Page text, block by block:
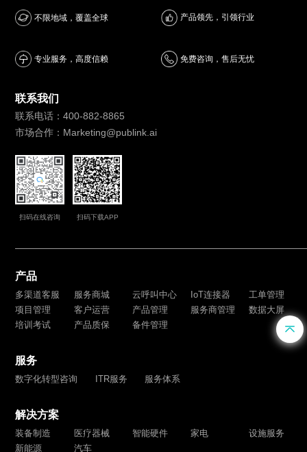
不限地域，覆盖全球 产品领先，引领行业
专业服务，高度信赖 免费咨询，售后无忧
联系我们
联系电话：400-882-8865
市场合作：Marketing@publink.ai
扫码在线咨询 扫码下载APP
产品
多渠道客服 服务商城 云呼叫中心 IoT连接器
工单管理
项目管理
客户运营 产品管理 服务商管理
数据大屏
培训考试
产品质保 备件管理
服务
数字化转型咨询 ITR服务 服务体系
解决方案
装备制造 医疗器械 智能硬件 家电
设施服务
新能源
汽车